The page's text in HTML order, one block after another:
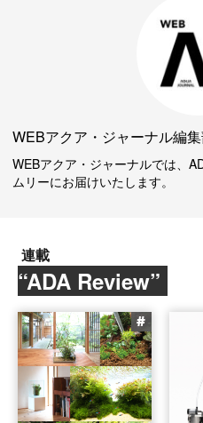
WEBアクア・ジャーナル編
WEBアクア・ジャーナルでは、
ムリーにお届けいたします。
連載
“ADA Review”
#